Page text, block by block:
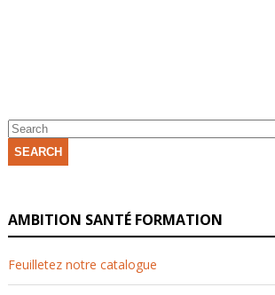
SEARCH
AMBITION SANTÉ FORMATION
Feuilletez notre catalogue